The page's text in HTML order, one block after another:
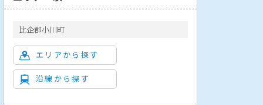
比企郡小川町
エリアから探す
沿線から探す